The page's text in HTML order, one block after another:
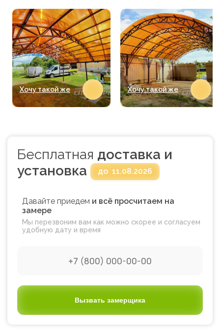
Хочу такой же Хочу такой же
Бесплатная доставка и
установка
до 11.08.2026
Давайте приедем и всё просчитаем на
замере
Мы перезвоним вам как можно скорее и согласуем
удобную дату и время
Вызвать замерщика